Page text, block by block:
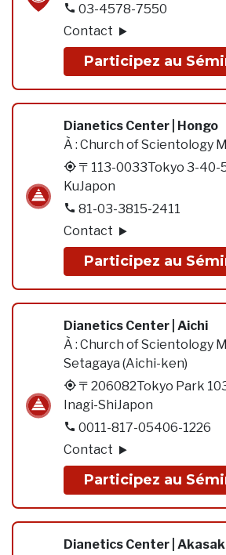
03-4578-7550
Contact
Participez au
Dianetics Center | Hongo
À : Church of Scientology
〒113-0033Tokyo 3-40-
KuJapon
81-03-3815-2411
Contact
Participez au
Dianetics Center | Aichi
À : Church of Scientology
Setagaya (Aichi-ken)
〒206082Tokyo Park
Inagi-ShiJapon
0011-817-05406-1226
Contact
Participez au
Dianetics Center |